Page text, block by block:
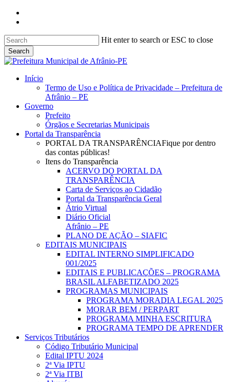
Skip
content
Hit enter to search or ESC to close
Search
Close
search
Menu
Início
Termo de Uso e Política de Privacidade – Prefeitura de
Afrânio – PE
Governo
Prefeito
Órgãos e Secretarias Municipais
Portal da Transparência
PORTAL DA TRANSPARÊNCIAFique por dentro
das contas públicas!
Itens do Transparência
ACERVO DO PORTAL DA
TRANSPARÊNCIA
Carta de Serviços ao Cidadão
Portal da Transparência Geral
Átrio Virtual
Diário Oficial
Afrânio – PE
PLANO DE AÇÃO – SIAFIC
EDITAIS MUNICIPAIS
EDITAL INTERNO SIMPLIFICADO
001/2025
EDITAIS E PUBLICAÇÕES – PROGRAMA
BRASIL ALFABETIZADO 2025
PROGRAMAS MUNICIPAIS
PROGRAMA MORADIA LEGAL 2025
MORAR BEM / PERPART
PROGRAMA MINHA ESCRITURA
PROGRAMA TEMPO DE APRENDER
Serviços Tributários
Código Tributário Municipal
Edital IPTU 2024
2ª Via IPTU
2ª Via ITBI